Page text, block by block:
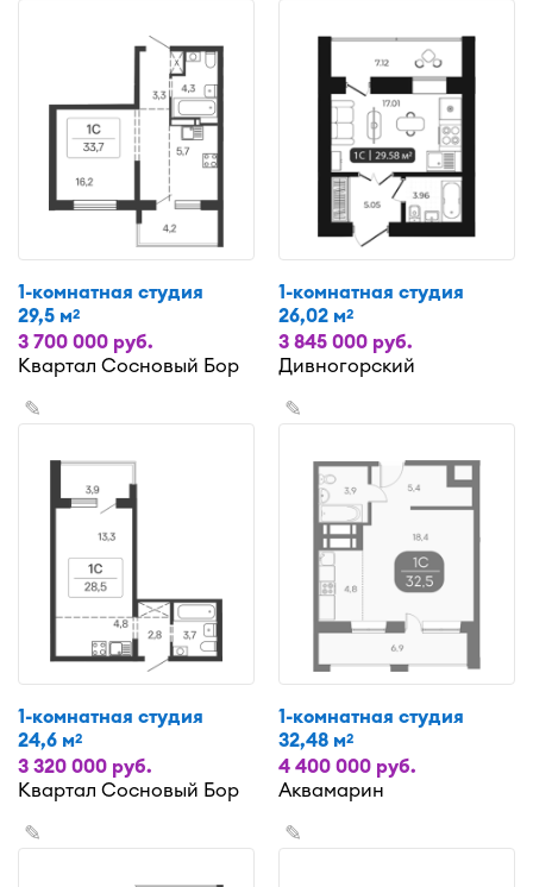
1-комнатная студия
29,5 м2
3 700 000 руб.
Квартал Сосновый Бор
1-комнатная студия
26,02 м2
3 845 000 руб.
Дивногорский
✎
1-комнатная студия
24,6 м2
3 320 000 руб.
Квартал Сосновый Бор
✎
1-комнатная студия
32,48 м2
4 400 000 руб.
Аквамарин
✎ ✎